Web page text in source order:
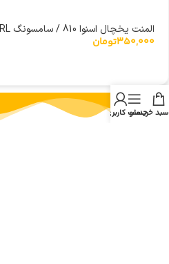
المنت یخچال اسنوا 810 / سامسونگ RL
350,000تومان
سبد خریدمنو
حساب کاربری من